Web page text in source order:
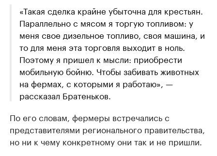
«Такая сделка крайне убыточна для крестьян.
Параллельно с мясом я торгую топливом: у
меня свое дизельное топливо, своя машина, и
то для меня эта торговля выходит в ноль.
Поэтому я пришел к мысли: приобрести
мобильную бойню. Чтобы забивать животных
на фермах, с которыми я работаю», —
рассказал Братеньков.
По его словам, фермеры встречались с
представителями регионального правительства,
но ни к чему конкретному они так и не пришли.